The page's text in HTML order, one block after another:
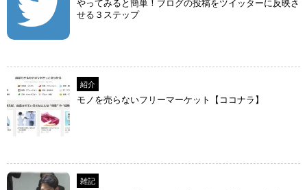
やってみると簡単！ブログの投稿をツイッターに反映さ
せる３ステップ
紹介
モノを売らないフリーマーケット【ココナラ】
雑記